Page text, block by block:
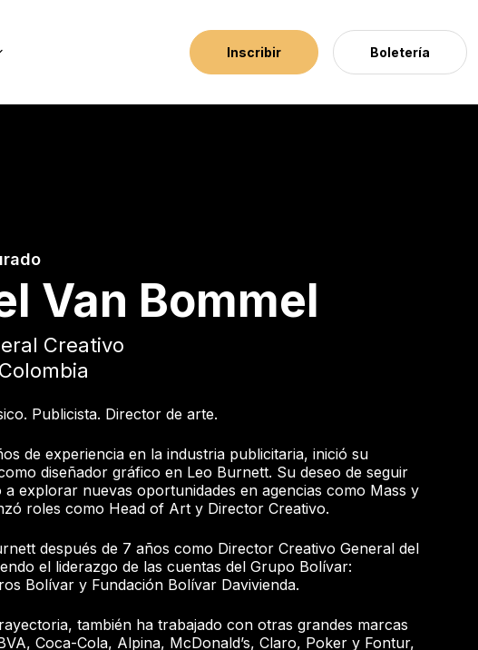
Inscribir Boletería
Van Bommel
Creativo
Publicista. Director de arte.
de experiencia en la industria publicitaria, inició su
diseñador gráfico en Leo Burnett. Su deseo de seguir
explorar nuevas oportunidades en agencias como Mass y
roles como Head of Art y Director Creativo.
después de 7 años como Director Creativo General del
el liderazgo de las cuentas del Grupo Bolívar:
Bolívar y Fundación Bolívar Davivienda.
también ha trabajado con otras grandes marcas
Coca-Cola, Alpina, McDonald’s, Claro, Poker y Fontur,